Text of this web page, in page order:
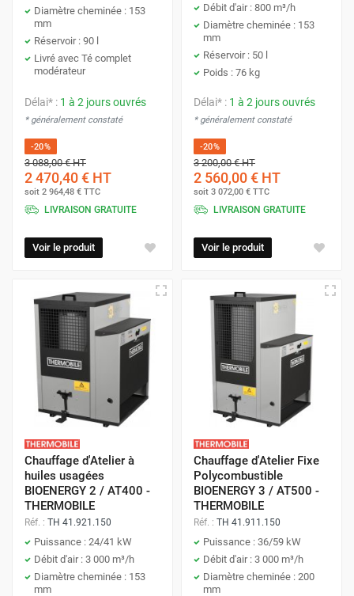
Diamètre cheminée : 153
mm
Réservoir : 90 l
Livré avec Té complet
modérateur
Délai* : 1 à 2 jours ouvrés
* généralement constaté
-20%
3 088,00 €HT
2 470,40 € HT
soit 2 964,48 € TTC
LIVRAISON GRATUITE
Voir le produit
Débit d'air : 800 m³/h
Diamètre cheminée : 153
mm
Réservoir : 50 l
Poids : 76 kg
Délai* : 1 à 2 jours ouvrés
* généralement constaté
-20%
3 200,00 €HT
2 560,00 € HT
soit 3 072,00 € TTC
LIVRAISON GRATUITE
Voir le produit
Chauffage d'Atelier à
huiles usagées
BIOENERGY 2 / AT400 -
THERMOBILE
Réf. : TH 41.921.150
Puissance : 24/41 kW
Débit d'air : 3 000 m³/h
Diamètre cheminée : 153
mm
Chauffage d'Atelier Fixe
Polycombustible
BIOENERGY 3 / AT500 -
THERMOBILE
Réf. : TH 41.911.150
Puissance : 36/59 kW
Débit d'air : 3 000 m³/h
Diamètre cheminée : 200
mm